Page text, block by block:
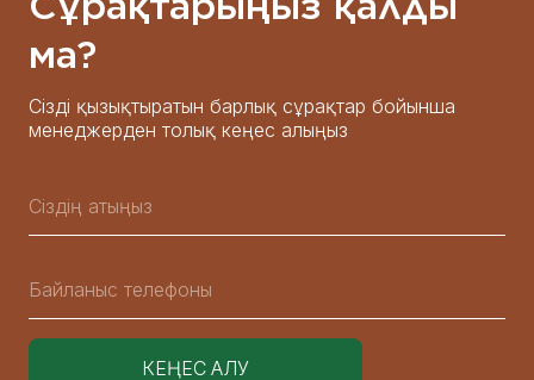
ма?
Сізді қызықтыратын барлық сұрақтар бойынша
менеджерден толық кеңес алыңыз